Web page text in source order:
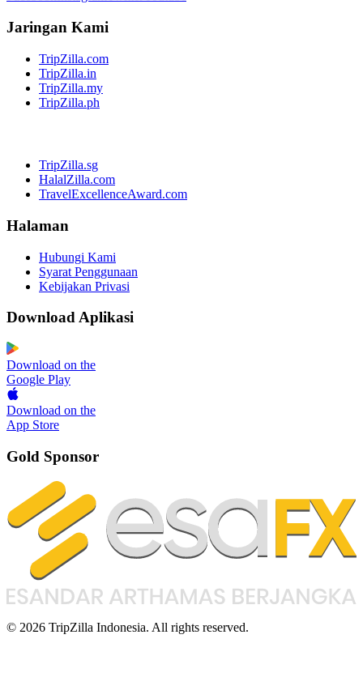
Jaringan Kami
TripZilla.com
TripZilla.in
TripZilla.my
TripZilla.ph
TripZilla.sg
HalalZilla.com
TravelExcellenceAward.com
Halaman
Hubungi Kami
Syarat Penggunaan
Kebijakan Privasi
Download Aplikasi
Download on the
Google Play
Download on the
App Store
Gold Sponsor
© 2026 TripZilla Indonesia. All rights reserved.